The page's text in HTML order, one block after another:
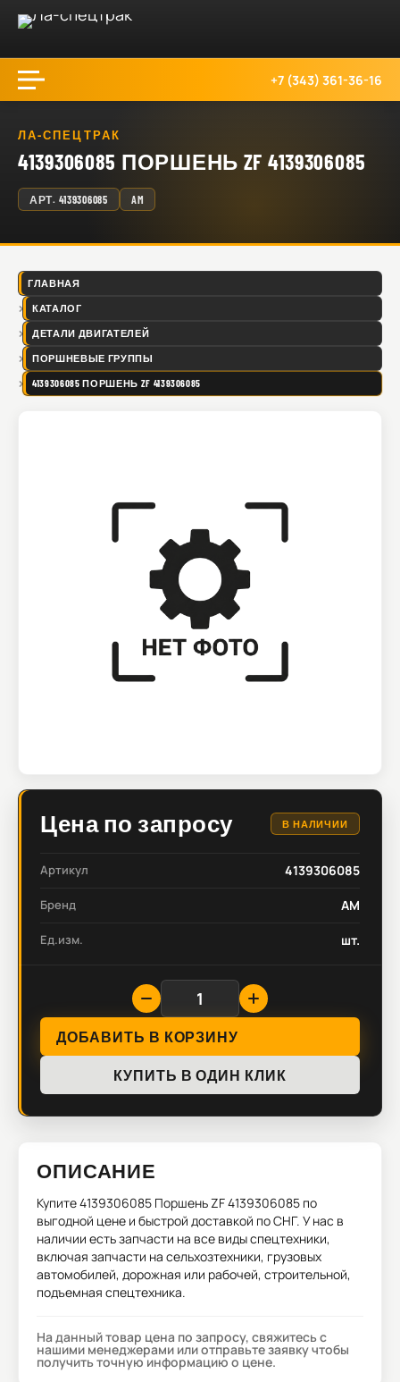
+7 (343) 361-36-16
ЛА-СПЕЦТРАК
4139306085 ПОРШЕНЬ ZF 4139306085
АРТ. 4139306085 AM
ГЛАВНАЯ
КАТАЛОГ
ДЕТАЛИ ДВИГАТЕЛЕЙ
ПОРШНЕВЫЕ ГРУППЫ
4139306085 ПОРШЕНЬ ZF 4139306085
Цена по запросу В НАЛИЧИИ
Артикул 4139306085
Бренд AM
Ед.изм. шт.
ДОБАВИТЬ В КОРЗИНУ
КУПИТЬ В ОДИН КЛИК
ОПИСАНИЕ
Купите4139306085 Поршень ZF 4139306085 по
выгодной цене и быстрой доставкой по СНГ. У нас в
наличии есть запчасти на все виды спецтехники,
включая запчасти на сельхозтехники, грузовых
автомобилей, дорожная или рабочей, строительной,
подъемная спецтехника.
На данный товар цена по запросу, свяжитесь с
нашими менеджерами или отправьте заявку чтобы
получить точную информацию о цене.